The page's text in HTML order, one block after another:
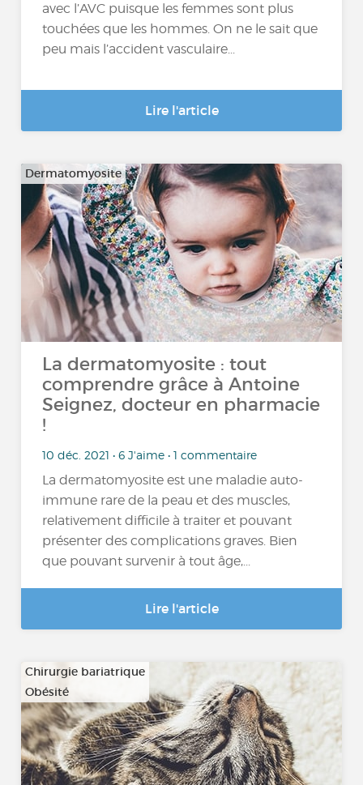
avec l’AVC puisque les femmes sont plus
touchées que les hommes. On ne le sait que
peu mais l’accident vasculaire...
Lire l'article
Dermatomyosite
La dermatomyosite : tout
comprendre grâce à Antoine
Seignez, docteur en pharmacie
!
10 déc. 2021 • 6 J'aime • 1 commentaire
La dermatomyosite est une maladie auto-
immune rare de la peau et des muscles,
relativement difficile à traiter et pouvant
présenter des complications graves. Bien
que pouvant survenir à tout âge,...
Lire l'article
Chirurgie bariatrique
Obésité